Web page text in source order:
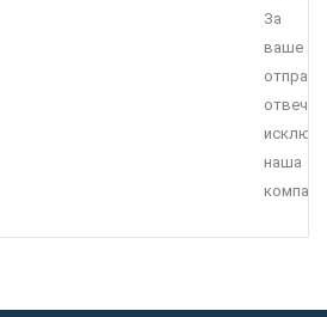
За
ваше
наша